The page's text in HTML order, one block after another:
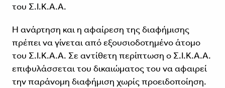
του Σ.Ι.Κ.Α.Α.
️Η ανάρτηση και η αφαίρεση της διαφήμισης
πρέπει να γίνεται από εξουσιοδοτημένο άτομο
του Σ.Ι.Κ.Α.Α. Σε αντίθετη περίπτωση ο Σ.Ι.Κ.Α.Α.
επιφυλάσσεται του δικαιώματος του να αφαιρεί
την παράνομη διαφήμιση χωρίς προειδοποίηση.